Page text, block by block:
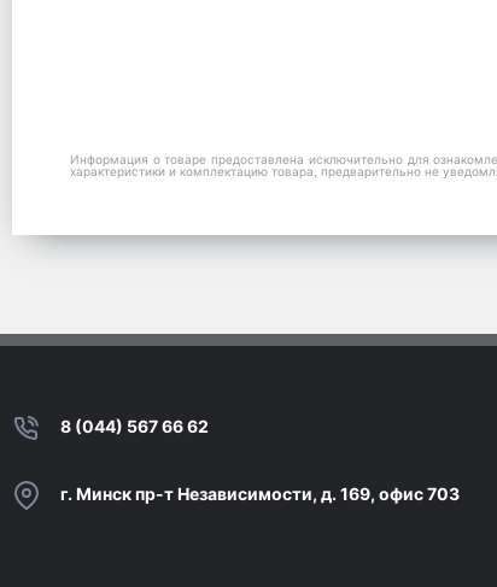
Информация о товаре предоставлена исключительно для
характеристики и комплектацию товара, предварительно не
8 (044) 567 66 62
г. Минск пр-т Независимости, д. 169, офис 703